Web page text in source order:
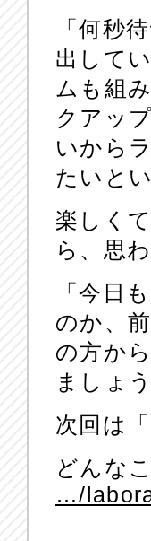
「何秒
出して
ムも組
クアッ
いから
たいと
楽しく
ら、思
「今日
のか、
の方か
ましょ
次回は
どんな
…/